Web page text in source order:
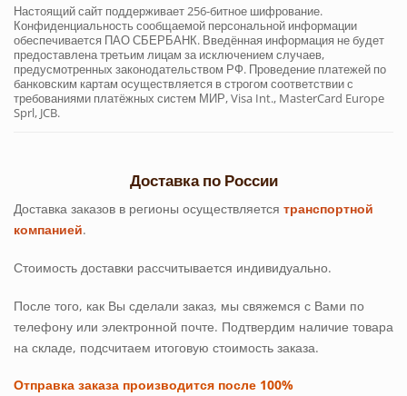
Настоящий сайт поддерживает 256-битное шифрование.
Конфиденциальность сообщаемой персональной информации
обеспечивается ПАО СБЕРБАНК. Введённая информация не будет
предоставлена третьим лицам за исключением случаев,
предусмотренных законодательством РФ. Проведение платежей по
банковским картам осуществляется в строгом соответствии с
требованиями платёжных систем МИР, Visa Int., MasterCard Europe
Sprl, JCB.
Доставка по России
Доставка заказов в регионы осуществляется транспортной
компанией.
Стоимость доставки рассчитывается индивидуально.
После того, как Вы сделали заказ, мы свяжемся с Вами по
телефону или электронной почте. Подтвердим наличие товара
на складе, подсчитаем итоговую стоимость заказа.
Отправка заказа производится после 100%